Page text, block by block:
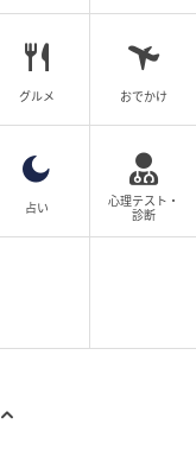
広がります。玉
グルメ おでかけ
占い
心理テスト・
診断